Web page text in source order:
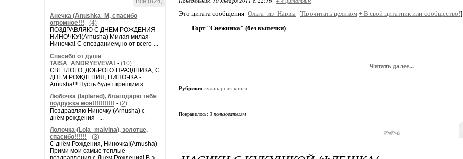
Анечка (Anushka_M, спасибо
огромное!!! - (4)
ПОЗДРАВЛЯЮ С ДНЕМ РОЖДЕНИЯ
НИНОЧКУ!(Arnusha) Милая милая
Ниночка! С опозданием,но от всего ...
Спасибо от души
TAISA_ANDRYEVEVA! - (10)
СВЕТЛОГО, ДОБРОГО ПРАЗДНИКА, С
ДНЕМ РОЖДЕНИЯ, НИНОЧКА -
Arnusha!!! Пусть будет крепким з...
Любочка (laplared), благодарю тебя
подружка моя!!!!!!!!!!! - (2)
Поздравляю Ниночку (Arnusha) с
днём рождения ...
Лолочка (Lola_malvina), золотце,
спасибо!!!!!! - (3)
С днём Рождения, Ниночка!(Аrnusha)
Прими мои самые теплые
Это цитата сообщения Ольга_из_Нарвы [Прочитать целиком + В свой цитатник или сообщество!]
Торт "Снежинка" (без выпечки)
Читать далее...
Рубрики: кулинарная книга
Понравилось: 3 пользователям